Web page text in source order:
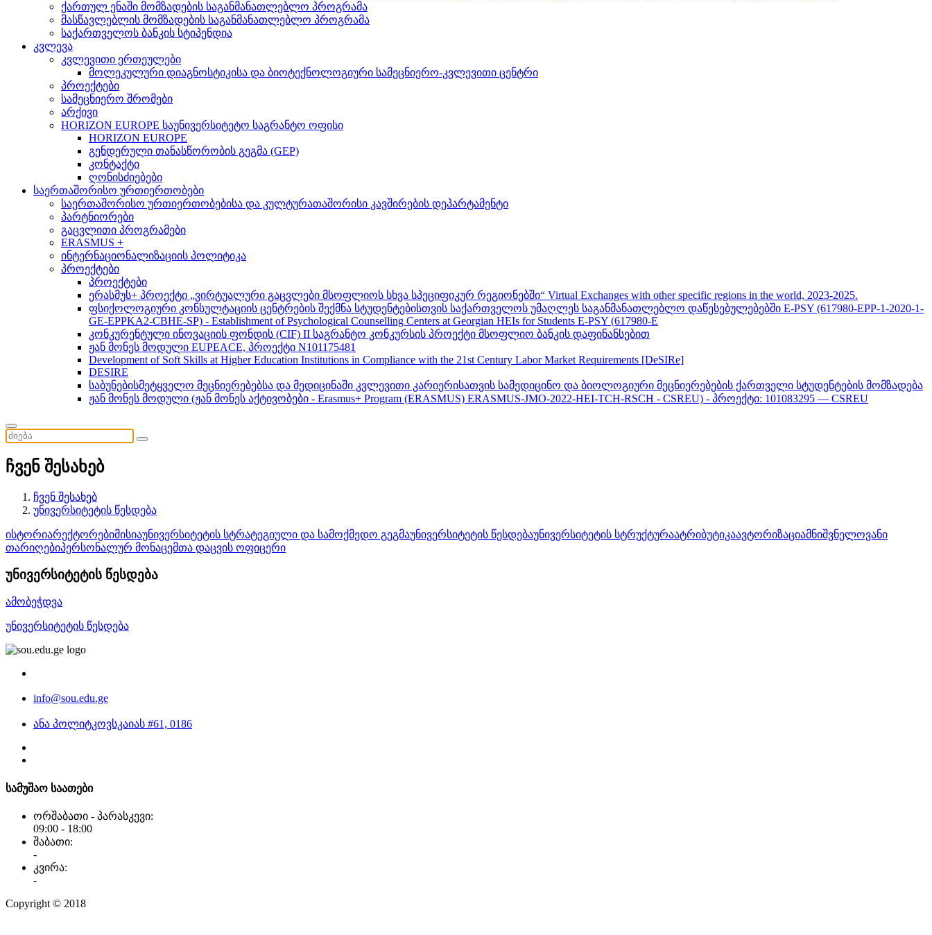
ქართულ ენაში მომზადების საგანმანათლებლო პროგრამა
მასწავლებლის მომზადების საგანმანათლებლო პროგრამა
საქართველოს ბანკის სტიპენდია
კვლევა
კვლევითი ერთეულები
მოლეკულური დიაგნოსტიკისა და ბიოტექნოლოგიური სამეცნიერო-კვლევითი ცენტრი
პროექტები
სამეცნიერო შრომები
არქივი
HORIZON EUROPE საუნივერსიტეტო საგრანტო ოფისი
HORIZON EUROPE
გენდერული თანასწორობის გეგმა (GEP)
კონტაქტი
ღონისძიებები
საერთაშორისო ურთიერთობები
საერთაშორისო ურთიერთობებისა და კულტურათაშორისი კავშირების დეპარტამენტი
პარტნიორები
გაცვლითი პროგრამები
ERASMUS +
ინტერნაციონალიზაციის პოლიტიკა
პროექტები
პროექტები
ერასმუს+ პროექტი „ვირტუალური გაცვლები მსოფლიოს სხვა სპეციფიკურ რეგიონებში“ Virtual Exchanges with other specific regions in the world, 2023-2025.
ფსიქოლოგიური კონსულტაციის ცენტრების შექმნა სტუდენტებისთვის საქართველოს უმაღლეს საგანმანათლებლო დაწესებულებებში E-PSY (617980-EPP-1-2020-1-
GE-EPPKA2-CBHE-SP) - Establishment of Psychological Counselling Centers at Georgian HEIs for Students E-PSY (617980-E
კონკურენტული ინოვაციის ფონდის (CIF) II საგრანტო კონკურსის პროექტი მსოფლიო ბანკის დაფინანსებით
ჟან მონეს მოდული EUPEACE, პროექტი N101175481
Development of Soft Skills at Higher Education Institutions in Compliance with the 21st Century Labor Market Requirements [DeSIRe]
DESIRE
საბუნებისმეტყველო მეცნიერებებსა და მედიცინაში კვლევითი კარიერისათვის სამედიცინო და ბიოლოგიური მეცნიერებების ქართველი სტუდენტების მომზადება
ჟან მონეს მოდული (ჟან მონეს აქტივობები - Erasmus+ Program (ERASMUS) ERASMUS-JMO-2022-HEI-TCH-RSCH - CSREU) - პროექტი: 101083295 — CSREU
ჩვენ შესახებ
ჩვენ შესახებ
უნივერსიტეტის წესდება
ისტორიარექტორებიმისიაუნივერსიტეტის სტრატეგიული და სამოქმედო გეგმაუნივერსიტეტის წესდებაუნივერსიტეტის სტრუქტურაატრიბუტიკაავტორიზაციამნიშვნელოვანი
თარიღებიპერსონალურ მონაცემთა დაცვის ოფიცერი
უნივერსიტეტის წესდება
ამობეჭდვა
უნივერსიტეტის წესდება
info@sou.edu.ge
ანა პოლიტკოვსკაიას #61, 0186
სამუშაო საათები
ორშაბათი - პარასკევი:
09:00 - 18:00
შაბათი:
-
კვირა:
-
Copyright © 2018